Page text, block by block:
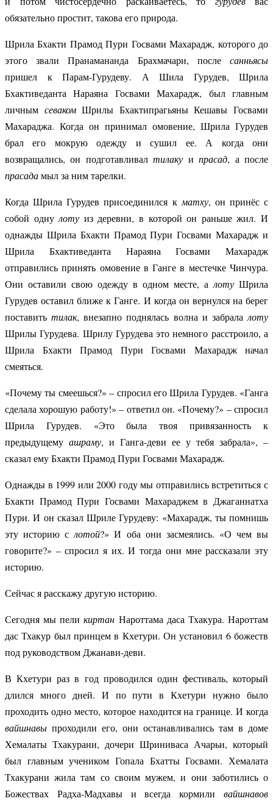
обязательно простит, такова его природа.
Шрила Бхакти Прамод Пури Госвами Махарадж, которого до
этого звали Пранамананда Брахмачари, после санньясы
пришел к Парам-Гурудеву. А Шила Гурудев, Шрила
БхактиведантаНараяна Госвами Махарадж, был главным
личным севакомШрилы Бхактипрагьяны Кешавы Госвами
Махараджа. Когда он принимал омовение, Шрила Гурудев
брал его мокрую одежду и сушил ее. А когда они
возвращались, он подготавливалтилаку ипрасад, а после
прасадамыл за ним тарелки.
Когда Шрила Гурудев присоединился к матху, он принёс с
собой однулоту из деревни, в которой он раньше жил. И
однажды Шрила Бхакти Прамод Пури Госвами Махарадж и
Шрила Бхактиведанта Нараяна Госвами Махарадж
отправились принять омовение в Ганге в местечке Чинчура.
Они оставили свою одежду в одном месте, а лоту Шрила
Гурудев оставил ближе к Ганге. И когда он вернулся на берег
поставитьтилак, внезапно поднялась волна и забралалоту
Шрилы Гурудева. Шрилу Гурудева это немного расстроило, а
Шрила Бхакти Прамод Пури Госвами Махарадж начал
смеяться.
«Почему ты смеешься?» – спросил его Шрила Гурудев. «Ганга
сделала хорошую работу!» – ответил он. «Почему?» – спросил
Шрила Гурудев. «Это была твоя привязанность к
предыдущему ашраму, и Ганга-деви ее у тебя забрала», –
сказал ему Бхакти Прамод Пури Госвами Махарадж.
Однажды в 1999 или 2000 году мы отправились встретиться с
Бхакти Прамод Пури Госвами Махараджем в Джаганнатха
Пури. И он сказал Шриле Гурудеву: «Махарадж, ты помнишь
эту историю слотой?» И оба они засмеялись. «О чем вы
говорите?» – спросил я их. И тогда они мне рассказали эту
историю.
Сейчас я расскажу другую историю.
Сегодня мы пеликиртан Нароттама даса Тхакура. Нароттам
дас Тхакур был принцем в Кхетури. Он установил 6 божеств
под руководством Джанави-деви.
В Кхетури раз в год проводился один фестиваль, который
длился много дней. И по пути в Кхетури нужно было
проходить одно место, которое находится на границе. И когда
вайшнавы проходили его, они останавливались там в доме
Хемалаты Тхакурани, дочери Шриниваса Ачарьи, который
был главным учеником Гопала Бхатты Госвами. Хемалата
Тхакурани жила там со своим мужем, и они заботились о
Божествах Радха-Мадхавы и всегда кормили вайшнавов